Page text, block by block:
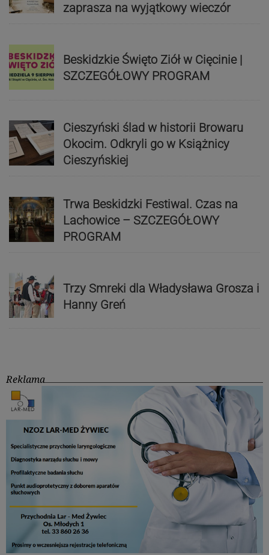
zaprasza na wyjątkowy wieczór
Beskidzkie Święto Ziół w Cięcinie |
SZCZEGÓŁOWY PROGRAM
Cieszyński ślad w historii Browaru
Okocim. Odkryli go w Książnicy
Cieszyńskiej
Trwa Beskidzki Festiwal. Czas na
Lachowice – SZCZEGÓŁOWY
PROGRAM
Trzy Smreki dla Władysława Grosza i
Hanny Greń
Reklama